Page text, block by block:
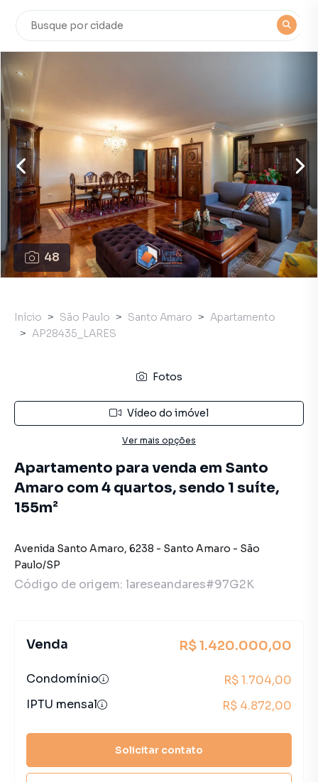
48
Início São Paulo Santo Amaro
Apartamento
AP28435_LARES
Fotos
Vídeo do imóvel
Ver mais opções
Apartamento para venda em Santo
Amaro com 4 quartos, sendo 1 suíte,
155m²
Avenida Santo Amaro, 6238 - Santo Amaro - São
Paulo/SP
Código de origem: lareseandares#97G2K
Venda R$ 1.420.000,00
Condomínio
R$ 1.704,00
IPTU mensal
R$ 4.872,00
Solicitar contato